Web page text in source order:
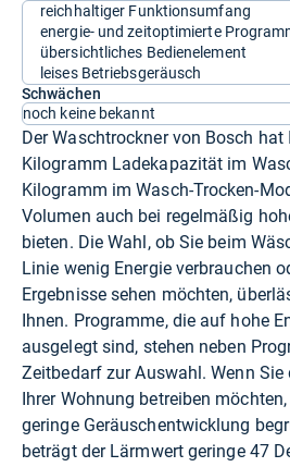
reichhaltiger Funktionsumfang
energie- und zeitoptimierte
übersichtliches Bedienelement
leises Betriebsgeräusch
Schwächen
noch keine bekannt
Der Waschtrockner von Bosch
Kilogramm Ladekapazität im
Kilogramm im Wasch-Trocken-
Volumen auch bei regelmäßig
bieten. Die Wahl, ob Sie beim
Linie wenig Energie verbrauchen
Ergebnisse sehen möchten,
Ihnen. Programme, die auf hohe
ausgelegt sind, stehen neben
Zeitbedarf zur Auswahl. Wenn Sie
Ihrer Wohnung betreiben
geringe Geräuschentwicklung
beträgt der Lärmwert geringe 47